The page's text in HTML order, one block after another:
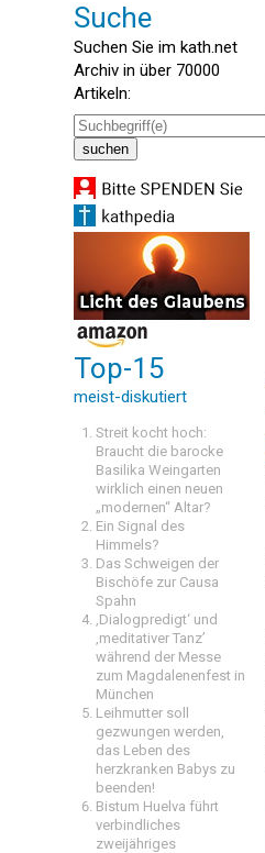
Suche
Suchen Sie im kath.net
Archiv in über 70000
Artikeln:
Top-15
meist-diskutiert
Streit kocht hoch:
Braucht die barocke
Basilika Weingarten
wirklich einen neuen
„modernen“ Altar?
Ein Signal des
Himmels?
Das Schweigen der
Bischöfe zur Causa
Spahn
‚Dialogpredigt‘ und
‚meditativer Tanz’
während der Messe
zum Magdalenenfest in
München
Leihmutter soll
gezwungen werden,
das Leben des
herzkranken Babys zu
beenden!
Bistum Huelva führt
verbindliches
zweijähriges